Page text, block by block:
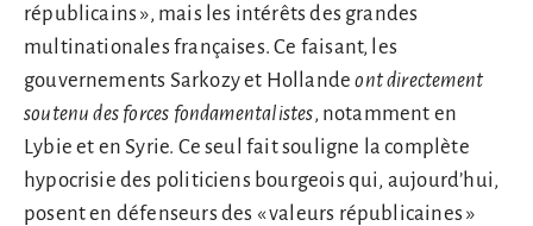
républicains », mais les intérêts des grandes
multinationales françaises. Ce faisant, les
gouvernements Sarkozy et Hollandeont directement
soutenu des forces fondamentalistes, notamment en
Lybie et en Syrie. Ce seul fait souligne la complète
hypocrisie des politiciens bourgeois qui, aujourd’hui,
posent en défenseurs des « valeurs républicaines »